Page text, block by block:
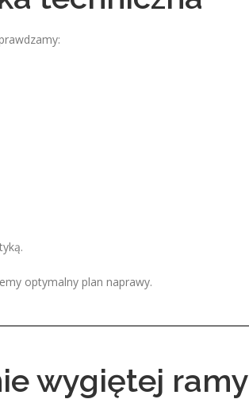
optymalny plan naprawy.
wygiętej ramy